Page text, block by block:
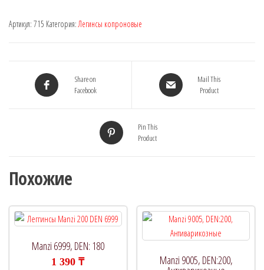
Артикул: 715 Категория:Легинсы копроновые
Share on
Facebook
Mail This
Product
Pin This
Product
Похожие
Manzi 6999, DEN: 180
1 390₸ Manzi 9005, DEN:200,